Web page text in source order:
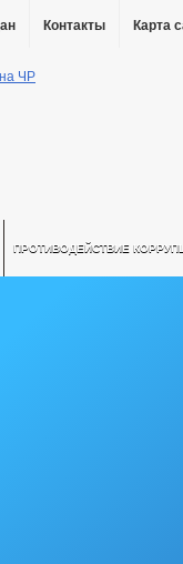
Контакты Карта
ПРОТИВОДЕЙСТВИЕ